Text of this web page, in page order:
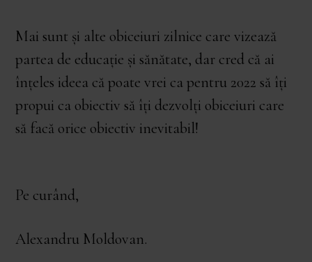
Mai sunt și alte obiceiuri zilnice care vizează
partea de educație și sănătate, dar cred că ai
înțeles ideea că poate vrei ca pentru 2022 să îți
propui ca obiectiv să îți dezvolți obiceiuri care
să facă orice obiectiv inevitabil!
Pe curând,
Alexandru Moldovan.